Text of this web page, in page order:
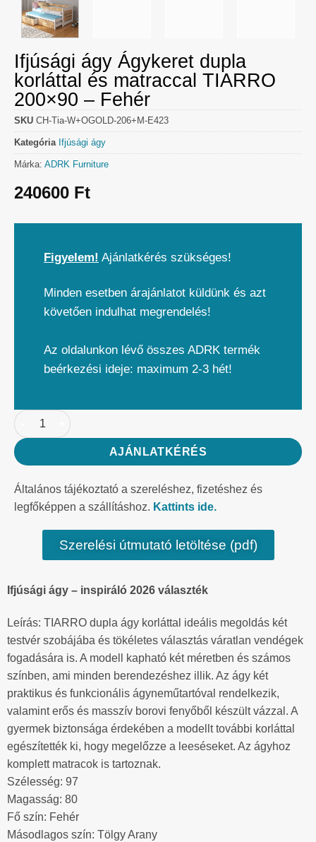
Ifjúsági ágy Ágykeret dupla
korláttal és matraccal TIARRO
200×90 – Fehér
SKU CH-Tia-W+OGOLD-206+M-E423
Kategória Ifjúsági ágy
Márka: ADRK Furniture
240600 Ft
Figyelem! Ajánlatkérés szükséges!
Minden esetben árajánlatot küldünk és azt
követően indulhat megrendelés!
Az oldalunkon lévő összes ADRK termék
beérkezési ideje: maximum 2-3 hét!
AJÁNLATKÉRÉS
Általános tájékoztató a szereléshez, fizetéshez és
legfőképpen a szállításhoz. Kattints ide.
Szerelési útmutató letöltése (pdf)
Ifjúsági ágy – inspiráló 2026 választék
Leírás: TIARRO dupla ágy korláttal ideális megoldás két
testvér szobájába és tökéletes választás váratlan vendégek
fogadására is. A modell kapható két méretben és számos
színben, ami minden berendezéshez illik. Az ágy két
praktikus és funkcionális ágyneműtartóval rendelkezik,
valamint erős és masszív borovi fenyőből készült vázzal. A
gyermek biztonsága érdekében a modellt további korláttal
egészítették ki, hogy megelőzze a leeséseket. Az ágyhoz
komplett matracok is tartoznak.
Szélesség: 97
Magasság: 80
Fő szín: Fehér
Másodlagos szín: Tölgy Arany